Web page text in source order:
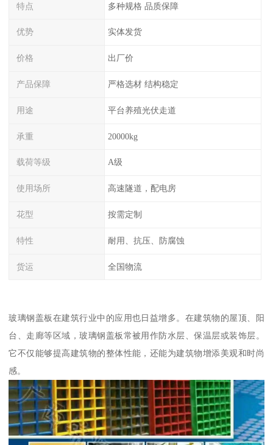
特点 多种规格 品质保障
优势 实体发货
价格 出厂价
产品保障 严格选材 结构稳定
用途 平台养殖光伏走道
承重 20000kg
载荷等级 A级
使用场所 高速隧道，配电房
花型 按需定制
特性 耐用、抗压、防腐蚀
货运 全国物流
玻璃钢盖板在建筑行业中的应用也日益增多。在建筑物的屋顶、阳
台、走廊等区域，玻璃钢盖板常被用作防水层、保温层或装饰层。
它不仅能够提高建筑物的整体性能，还能为建筑物增添美观和时尚
感。